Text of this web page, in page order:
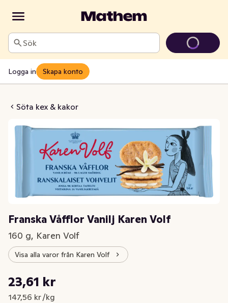
Sök
Logga in Skapa konto
Söta kex & kakor
Vanilj Karen Volf
Franska Våfflor Vanilj Karen Volf
160 g, Karen Volf
Visa alla varor från Karen Volf
Nuvarande pris är: 23,61 kr
23,61 kr
147,56 kr /kg
Styckpris: 147,56 kr /kg